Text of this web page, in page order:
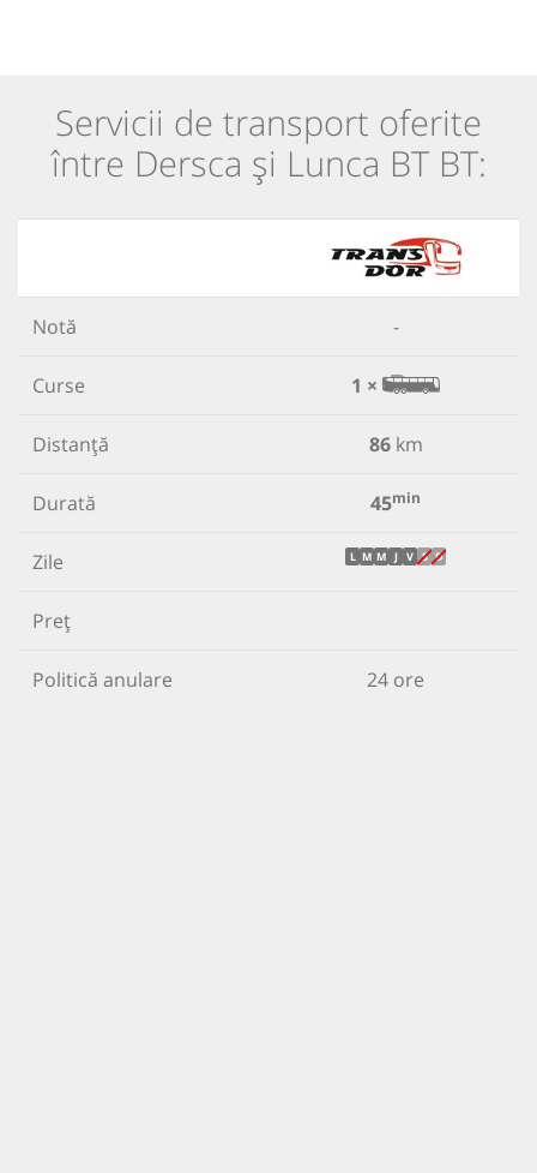
Servicii de transport oferite
între Dersca și Lunca BT BT:
Notă -
Curse 1 ×
Distanță 86km
Durată 45min
Zile L M M J V S D
Preț
Politică anulare 24 ore